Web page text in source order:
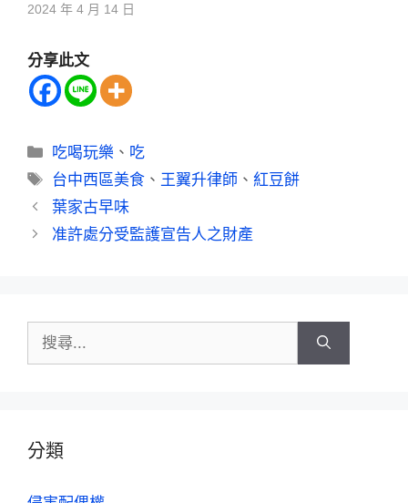
2024 年 4 月 14 日
分享此文
吃喝玩樂 、 吃
台中西區美食 、 王翼升律師 、紅豆餅
葉家古早味
准許處分受監護宣告人之財產
分類